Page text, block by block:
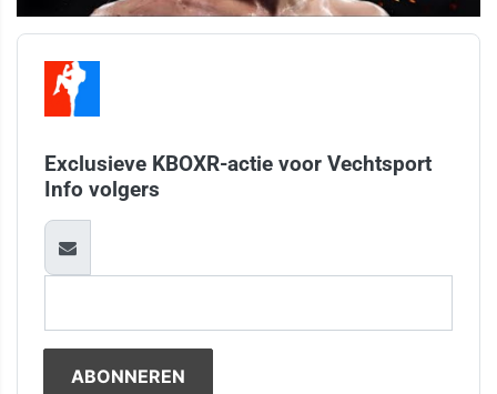
Exclusieve KBOXR-actie voor Vechtsport
Info volgers